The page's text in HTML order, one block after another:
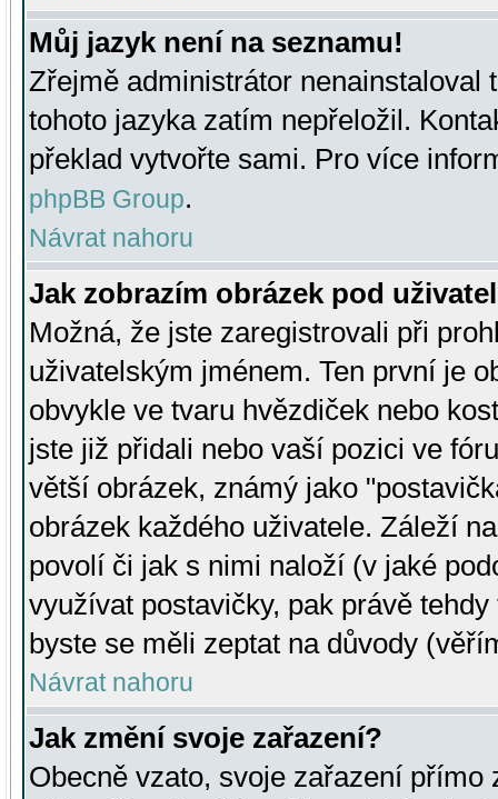
Můj jazyk není na seznamu!
Zřejmě administrátor nenainstaloval
tohoto jazyka zatím nepřeložil.
překlad vytvořte sami. Pro více
phpBB Group.
Návrat nahoru
Jak zobrazím obrázek pod
Možná, že jste zaregistrovali při
uživatelským jménem. Ten první je
obvykle ve tvaru hvězdiček nebo
jste již přidali nebo vaší pozici ve
větší obrázek, známý jako
obrázek každého uživatele. Záleží
povolí či jak s nimi naloží (v jaké
využívat postavičky, pak právě
byste se měli zeptat na důvody
Návrat nahoru
Jak změní svoje zařazení?
Obecně vzato, svoje zařazení přímo